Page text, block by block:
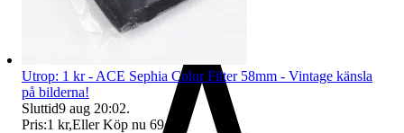
Utrop: 1 kr - ACE Sephia Color Filter 58mm - Vintage känsla
på bilderna!
Sluttid9 aug 20:02.
Pris:1 kr,Eller Köp nu 69 kr